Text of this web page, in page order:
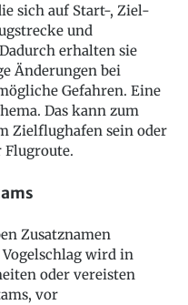
sich auf Start-, Ziel-
und
erhalten sie
Änderungen bei
Gefahren. Eine
Das kann zum
Zielflughafen sein oder
Flugroute.
Zusatznamen
wird in
oder vereisten
vor